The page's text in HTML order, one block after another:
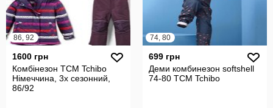
86, 92
1600 грн
Комбінезон TCM Tchibo
Німеччина, 3х сезонний,
86/92
74, 80
699 грн
Деми комбинезон softshell
74-80 TCM Tchibo